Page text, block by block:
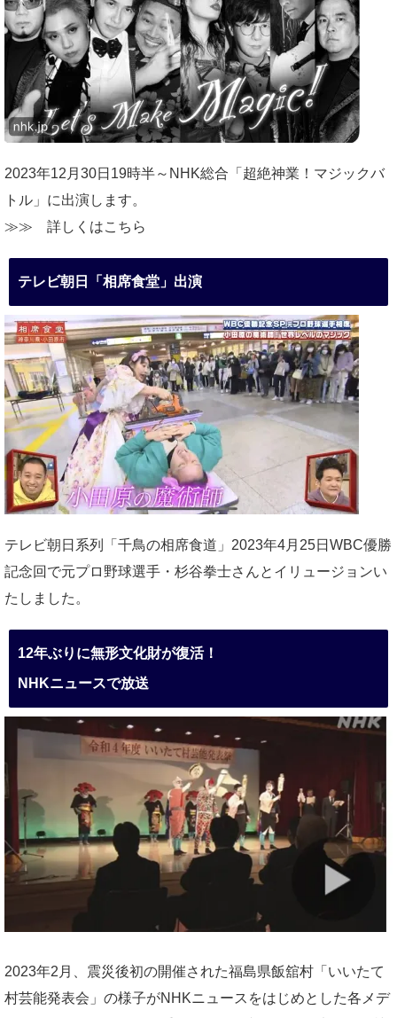
2023年12月30日19時半～NHK総合「超絶神業！マジックバ
トル」に出演します。
≫≫ 詳しくはこちら
テレビ朝日「相席食堂」出演
テレビ朝日系列「千鳥の相席食道」2023年4月25日WBC優勝
記念回で元プロ野球選手・杉谷拳士さんとイリュージョンい
たしました。
12年ぶりに無形文化財が復活！
NHKニュースで放送
2023年2月、震災後初の開催された福島県飯舘村「いいたて
村芸能発表会」の様子がNHKニュースをはじめとした各メデ